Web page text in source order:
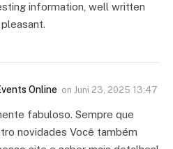
information, well written
Online on Juni 23, 2025 13:47
fabuloso. Sempre que
novidades Você também